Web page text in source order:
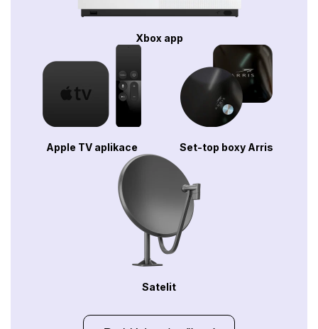
Xbox app
Apple TV aplikace Set-top boxy Arris
Satelit